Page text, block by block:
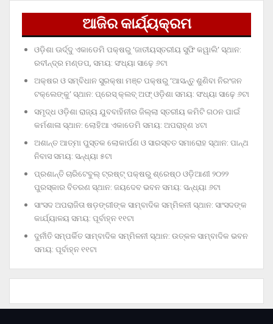
ଆଜିର କାର୍ଯ୍ୟକ୍ରମ
ଓଡ଼ିଶା ଊର୍ଦ୍ଦୁ ଏକାଡେମି ପକ୍ଷରୁ ‘ଜାତୀୟସ୍ତରୀୟ ସୁଫି କୱାଲି’ ସ୍ଥାନ:
ରବୀନ୍ଦ୍ର ମଣ୍ଡପ, ସମୟ: ସଂଧ୍ୟା ସାଢ଼େ ୬ଟା
ଅକ୍ଷର ଓ ସମ୍ବିଧାନ ସୁରକ୍ଷା ମଞ୍ଚ ପକ୍ଷରୁ ‘ଆସନ୍ତୁ ଶୁଣିବା ନିରଂଜନ
ଟକ୍‌ଲେଙ୍କୁ’ ସ୍ଥାନ: ପ୍ରେସ୍‌ କ୍ଲବ୍‌ ଅଫ୍‌ ଓଡ଼ିଶା ସମୟ: ସଂଧ୍ୟା ସାଢ଼େ ୬ଟା
ସମୃଦ୍ଧ ଓଡ଼ିଶା ରାଜ୍ୟ ଯୁବବାହିନୀର ଜିଲ୍ଲା ସ୍ତରୀୟ କମିଟି ଗଠନ ପାଇଁ
କର୍ମଶାଳା ସ୍ଥାନ: ଲୋହିଆ ଏକାଡେମି ସମୟ: ଅପରାହ୍‌ଣ ୪ଟା
ଅଶାନ୍ତ ଆତ୍ମା ପୁସ୍ତକ ଲୋକାର୍ପଣ ଓ ସାରସ୍ବତ ସମାରୋହ ସ୍ଥାନ: ପାନ୍ଥ
ନିବାସ ସମୟ: ସନ୍ଧ୍ୟା ୫ଟା
ପ୍ରଶାନ୍ତି ଚାରିଟେବୁଲ୍‌ ଟ୍ରଷ୍ଟ୍‌ ପକ୍ଷରୁ ଶ୍ରେଷ୍ଠ ଓଡ଼ିଆଣୀ ୨୦୨୨
ପୁରସ୍କାର ବିତରଣ ସ୍ଥାନ: ଜୟଦେବ ଭବନ ସମୟ: ସନ୍ଧ୍ୟା ୬ଟା
ସାଂସଦ ଅପରାଜିତା ଷଡ଼ଙ୍ଗୀଙ୍କ ସାମ୍ବାଦିକ ସମ୍ମିଳନୀ ସ୍ଥାନ: ସାଂସଦଙ୍କ
କାର୍ଯ୍ୟାଳୟ ସମୟ: ପୂର୍ବାହ୍ନ ୧୧ଟା
ଦୁର୍ନୀତି ସମ୍ପର୍କିତ ସାମ୍ବାଦିକ ସମ୍ମିଳନୀ ସ୍ଥାନ: ଉତ୍କଳ ସାମ୍ବାଦିକ ଭବନ
ସମୟ: ପୂର୍ବାହ୍ନ ୧୧ଟା